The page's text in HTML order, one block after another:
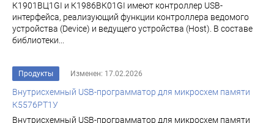
К1901ВЦ1GI и К1986ВК01GI имеют контроллер USB-
интерфейса, реализующий функции контроллера ведомого
устройства (Device) и ведущего устройства (Host). В составе
библиотеки...
Продукты Изменен: 17.02.2026
Внутрисхемный USB-программатор для микросхем памяти
К5576РТ1У
Внутрисхемный USB-программатор для микросхем памяти